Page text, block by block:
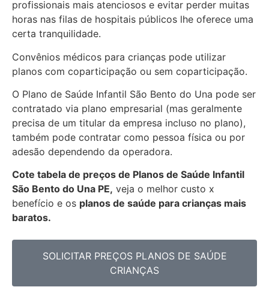
profissionais mais atenciosos e evitar perder muitas
horas nas filas de hospitais públicos lhe oferece uma
certa tranquilidade.
Convênios médicos para crianças pode utilizar
planos com coparticipação ou sem coparticipação.
O Plano de Saúde Infantil São Bento do Una pode ser
contratado via plano empresarial (mas geralmente
precisa de um titular da empresa incluso no plano),
também pode contratar como pessoa física ou por
adesão dependendo da operadora.
Cote tabela de preços de Planos de Saúde Infantil
São Bento do Una PE, veja o melhor custo x
benefício e os planos de saúde para crianças mais
baratos.
SOLICITAR PREÇOS PLANOS DE SAÚDE
CRIANÇAS